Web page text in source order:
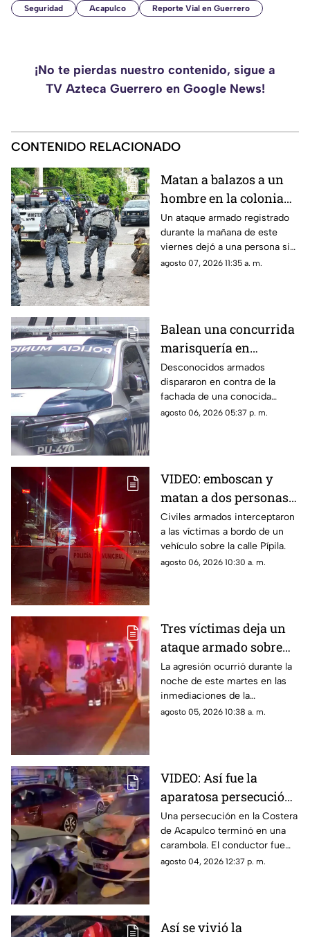
Seguridad Acapulco Reporte Vial en Guerrero
¡No te pierdas nuestro contenido, sigue a
TV Azteca Guerrero en Google News!
CONTENIDO RELACIONADO
Matan a balazos a un
hombre en la colonia
Periodistas
Un ataque armado registrado
durante la mañana de este
viernes dejó a una persona sin
vida cerca de la Ruiz Cortines.
agosto 07, 2026 11:35 a. m.
Balean una concurrida
marisquería en
Zihuatanejo
Desconocidos armados
dispararon en contra de la
fachada de una conocida
marisquería en Zihutanejo de
agosto 06, 2026 05:37 p. m.
VIDEO: emboscan y
matan a dos personas
adentro de un coche en
Ometepec
Civiles armados interceptaron
a las víctimas a bordo de un
vehículo sobre la calle Pípila.
agosto 06, 2026 10:30 a. m.
Tres víctimas deja un
ataque armado sobre
carretera federal de
Iguala
La agresión ocurrió durante la
noche de este martes en las
inmediaciones de la
comunidad de El Naranjo.
agosto 05, 2026 10:38 a. m.
VIDEO: Así fue la
aparatosa persecución
que terminó en
carambola en la
Costera de Acapulco
Una persecución en la Costera
de Acapulco terminó en una
carambola. El conductor fue
detenido y reportan personas
agosto 04, 2026 12:37 p. m.
Así se vivió la